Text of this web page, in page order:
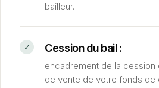
bailleur.
Cession du bail :
encadrement de la cession
de vente de votre fonds de